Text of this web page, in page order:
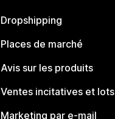
Dropshipping
Places de marché
Avis sur les produits
Ventes incitatives et lots
Marketing par e-mail